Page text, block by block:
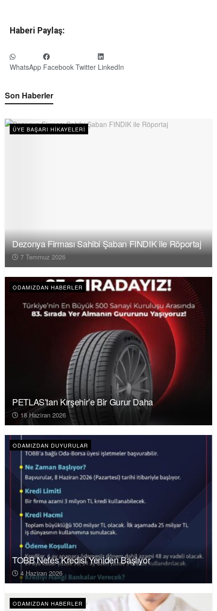
Haberi Paylaş:
WhatsApp Facebook Twitter LinkedIn
Son Haberler
ÜYE BAŞARI HIKAYELERI
Dezonya Firması Sahibi Şaban FINDIK ile Röportaj
7 Temmuz 2026
ODAMIZDAN HABERLER
PETLAS’tan Kırşehir’e Bir Gurur Daha
18 Haziran 2026
ODAMIZDAN DUYURULAR
TOBB Nefes Kredisi Yeniden Başlıyor
4 Haziran 2026
ODAMIZDAN HABERLER